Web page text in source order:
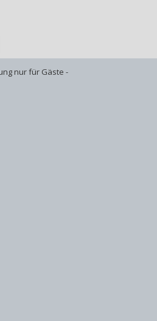
nur für Gäste -